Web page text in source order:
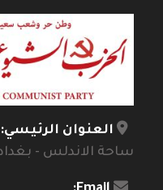
العنوان الرئيسي:
ساحة الاندلس -